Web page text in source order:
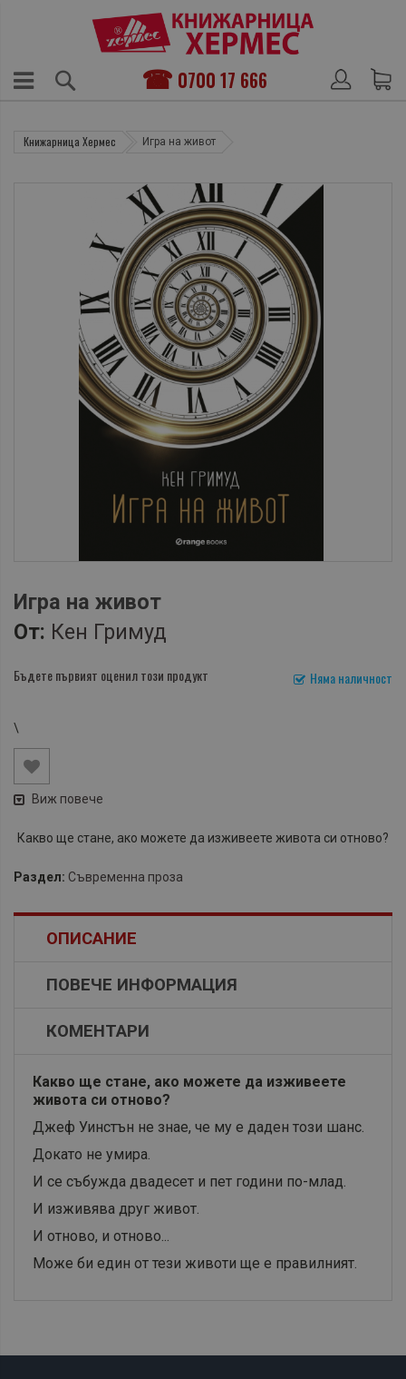
0700 17 666
Книжарница Хермес Игра на живот
Игра на живот
От: Кен Гримуд
Няма наличност
Бъдете първият оценил този продукт
\
Виж повече
Какво ще стане, ако можете да изживеете живота си отново?
Раздел: Съвременна проза
ОПИСАНИЕ
ПОВЕЧЕ ИНФОРМАЦИЯ
КОМЕНТАРИ
Какво ще стане, ако можете да изживеете
живота си отново?
Джеф Уинстън не знае, че му е даден този шанс.
Докато не умира.
И се събужда двадесет и пет години по-млад.
И изживява друг живот.
И отново, и отново...
Може би един от тези животи ще е правилният.